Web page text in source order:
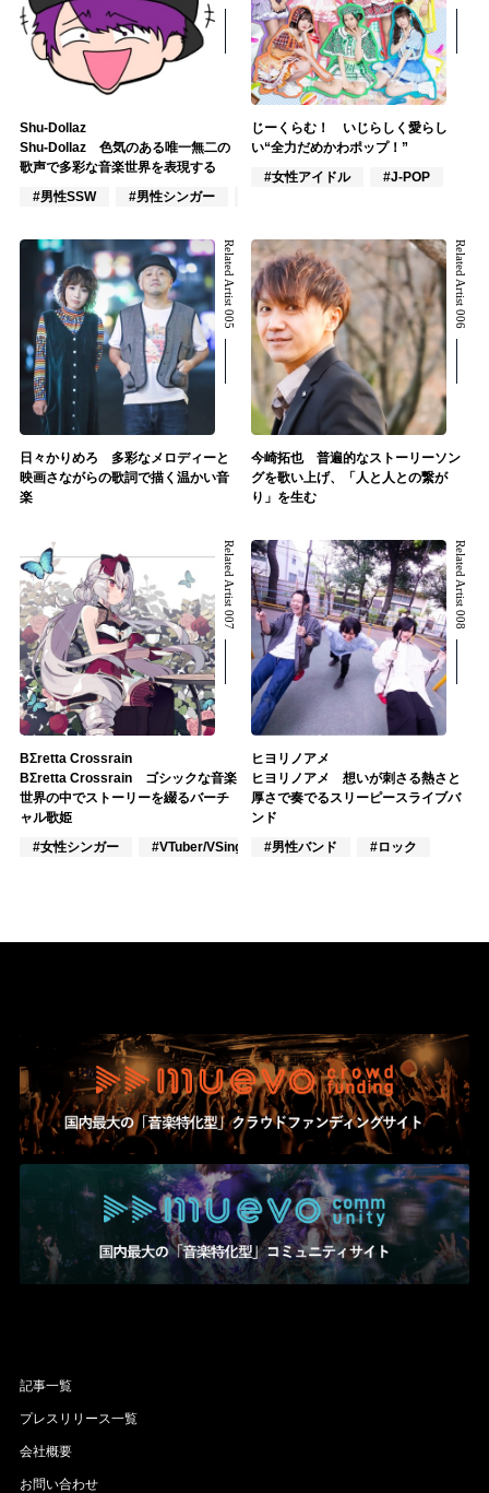
Shu-Dollaz
Shu-Dollaz 色気のある唯一無二の
歌声で多彩な音楽世界を表現する
#男性SSW
#男性シンガー
じーくらむ！ いじらしく愛らし
い“全力だめかわポップ！”
#女性アイドル
#J-POP
Related Artist 005
日々かりめろ 多彩なメロディーと
映画さながらの歌詞で描く温かい音
楽
Related Artist 006
今崎拓也 普遍的なストーリーソン
グを歌い上げ、「人と人との繋が
り」を生む
Related Artist 007
BΣretta Crossrain
BΣretta Crossrain ゴシックな音楽
世界の中でストーリーを綴るバーチ
ャル歌姫
#女性シンガー
#VTuber/VSinger #J-POP
Related Artist 008
ヒヨリノアメ
ヒヨリノアメ 想いが刺さる熱さと
厚さで奏でるスリーピースライブバ
ンド
#男性バンド
#ロック
記事一覧
プレスリリース一覧
会社概要
お問い合わせ